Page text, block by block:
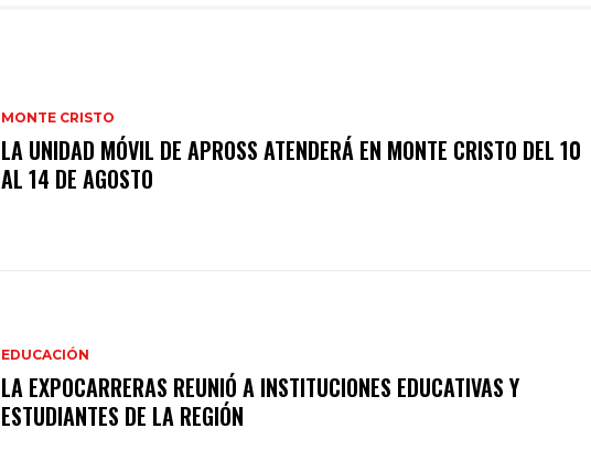
MONTE CRISTO
LA UNIDAD MÓVIL DE APROSS ATENDERÁ EN MONTE CRISTO DEL 10
AL 14 DE AGOSTO
EDUCACIÓN
LA EXPOCARRERAS REUNIÓ A INSTITUCIONES EDUCATIVAS Y
ESTUDIANTES DE LA REGIÓN